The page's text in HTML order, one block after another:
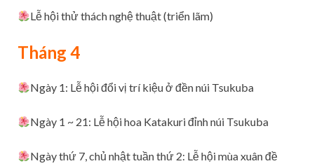
Lễ hội thử thách nghệ thuật (triển lãm)
Tháng 4
Ngày 1: Lễ hội đổi vị trí kiệu ở đền núi Tsukuba
Ngày 1 ~ 21: Lễ hội hoa Katakuri đỉnh núi Tsukuba
Ngày thứ 7, chủ nhật tuần thứ 2: Lễ hội mùa xuân đề